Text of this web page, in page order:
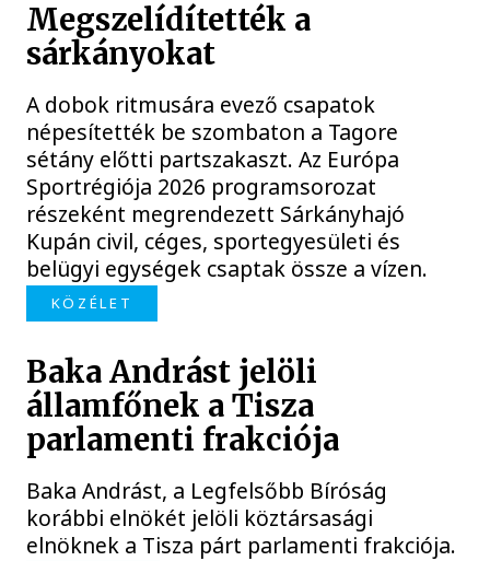
Megszelídítették a
sárkányokat
A dobok ritmusára evező csapatok
népesítették be szombaton a Tagore
sétány előtti partszakaszt. Az Európa
Sportrégiója 2026 programsorozat
részeként megrendezett Sárkányhajó
Kupán civil, céges, sportegyesületi és
belügyi egységek csaptak össze a vízen.
KÖZÉLET
Baka Andrást jelöli
államfőnek a Tisza
parlamenti frakciója
Baka Andrást, a Legfelsőbb Bíróság
korábbi elnökét jelöli köztársasági
elnöknek a Tisza párt parlamenti frakciója.